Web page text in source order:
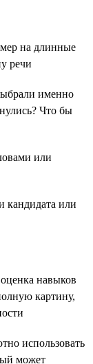
на длинные
речи
именно
Что бы
или
кандидата или
навыков
картину,
использовать
может